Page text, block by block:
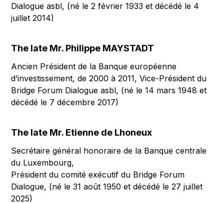
Dialogue asbl, (né le 2 février 1933 et décédé le 4
juillet 2014)
The late Mr. Philippe MAYSTADT
Ancien Président de la Banque européenne
d’investissement, de 2000 à 2011, Vice-Président du
Bridge Forum Dialogue asbl, (né le 14 mars 1948 et
décédé le 7 décembre 2017)
The late Mr. Etienne de Lhoneux
Secrétaire général honoraire de la Banque centrale
du Luxembourg,
Président du comité exécutif du Bridge Forum
Dialogue, (né le 31 août 1950 et décédé le 27 juillet
2025)